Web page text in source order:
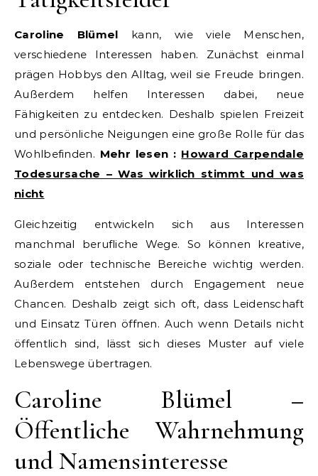
Caroline Blümel kann, wie viele Menschen,
verschiedene Interessen haben. Zunächst einmal
prägen Hobbys den Alltag, weil sie Freude bringen.
Außerdem helfen Interessen dabei, neue
Fähigkeiten zu entdecken. Deshalb spielen Freizeit
und persönliche Neigungen eine große Rolle für das
Wohlbefinden. Mehr lesen : Howard Carpendale
Todesursache – Was wirklich stimmt und was
nicht
Gleichzeitig entwickeln sich aus Interessen
manchmal berufliche Wege. So können kreative,
soziale oder technische Bereiche wichtig werden.
Außerdem entstehen durch Engagement neue
Chancen. Deshalb zeigt sich oft, dass Leidenschaft
und Einsatz Türen öffnen. Auch wenn Details nicht
öffentlich sind, lässt sich dieses Muster auf viele
Lebenswege übertragen.
Caroline Blümel –
Öffentliche Wahrnehmung
und Namensinteresse